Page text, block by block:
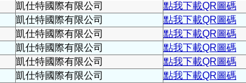
凱仕特國際有限公司
點我下載QR圖碼
凱仕特國際有限公司
點我下載QR圖碼
凱仕特國際有限公司
點我下載QR圖碼
凱仕特國際有限公司
點我下載QR圖碼
凱仕特國際有限公司
點我下載QR圖碼
凱仕特國際有限公司
點我下載QR圖碼